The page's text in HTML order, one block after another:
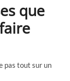
que
pas tout sur un